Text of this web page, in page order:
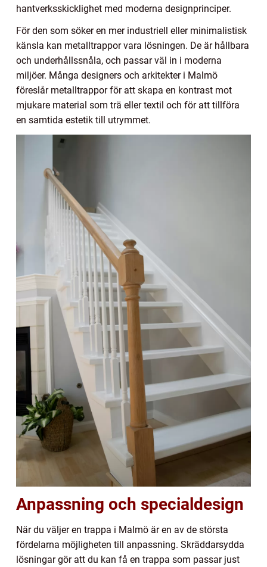
hantverksskicklighet med moderna designprinciper.
För den som söker en mer industriell eller minimalistisk
känsla kan metalltrappor vara lösningen. De är hållbara
och underhållssnåla, och passar väl in i moderna
miljöer. Många designers och arkitekter i Malmö
föreslår metalltrappor för att skapa en kontrast mot
mjukare material som trä eller textil och för att tillföra
en samtida estetik till utrymmet.
Anpassning och specialdesign
När du väljer en trappa i Malmö är en av de största
fördelarna möjligheten till anpassning. Skräddarsydda
lösningar gör att du kan få en trappa som passar just